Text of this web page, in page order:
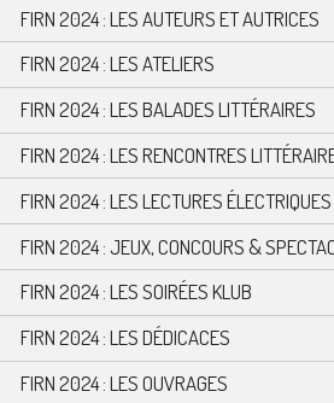
FIRN 2024 : LES AUTEURS ET AUTRICES
FIRN 2024 : LES ATELIERS
FIRN 2024 : LES BALADES LITTÉRAIRES
FIRN 2024 : LES RENCONTRES
FIRN 2024 : LES LECTURES ÉLECTRIQUES
FIRN 2024 : JEUX, CONCOURS &
FIRN 2024 : LES SOIRÉES KLUB
FIRN 2024 : LES DÉDICACES
FIRN 2024 : LES OUVRAGES